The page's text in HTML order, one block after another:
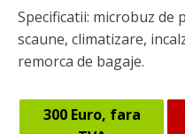
Specificatii: microbuz de
scaune, climatizare,
remorca de bagaje.
300 Euro, fara